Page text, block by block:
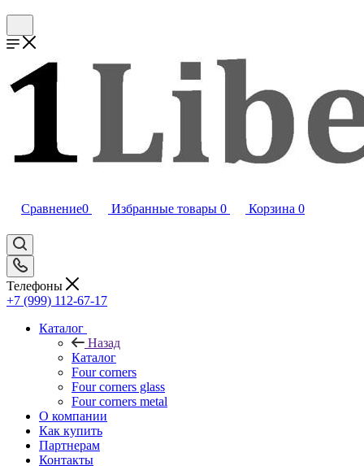
Сравнение0 Избранные товары 0 Корзина 0
Телефоны
+7 (999) 112-67-17
Каталог
Назад
Каталог
Four corners
Four corners glass
Four corners metal
О компании
Как купить
Партнерам
Контакты